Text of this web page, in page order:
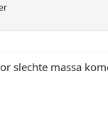
slechte massa